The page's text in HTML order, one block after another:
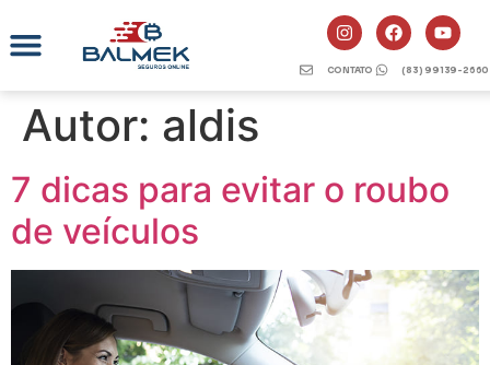
CONTATO (83) 99139-2660
Autor: aldis
7 dicas para evitar o roubo
de veículos